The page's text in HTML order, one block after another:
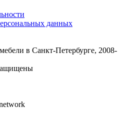
данных
в Санкт-Петербурге, 2008-